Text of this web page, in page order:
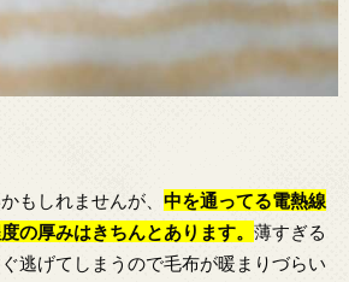
もしれませんが、 中を通ってる電熱線
の厚みはきちんとあります。 薄すぎる
逃げてしまうので毛布が暖まりづらい